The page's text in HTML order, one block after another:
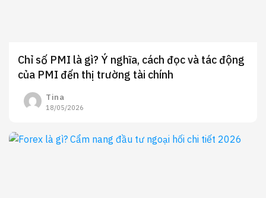
Chỉ số PMI là gì? Ý nghĩa, cách đọc và tác động
của PMI đến thị trường tài chính
Tina
18/05/2026